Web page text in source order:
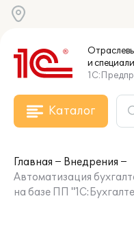
и
Каталог
Главная
Внедрения
Автоматизация
на базе ПП